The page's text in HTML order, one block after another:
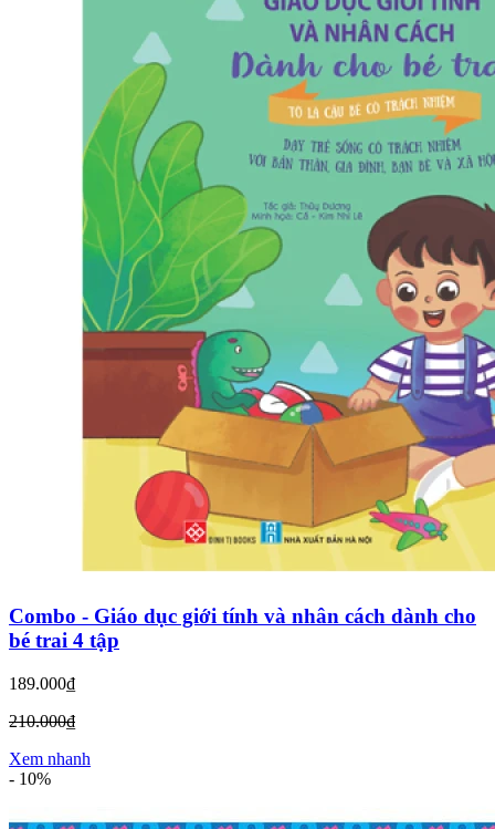
Combo - Giáo dục giới tính và nhân cách dành cho
bé trai 4 tập
189.000₫
210.000₫
Xem nhanh
- 10%